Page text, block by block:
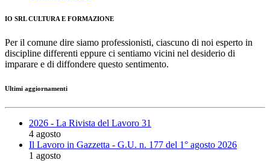
IO SRL CULTURA E FORMAZIONE
Per il comune dire siamo professionisti, ciascuno di noi esperto in
discipline differenti eppure ci sentiamo vicini nel desiderio di
imparare e di diffondere questo sentimento.
Ultimi aggiornamenti
2026 - La Rivista del Lavoro 31
4 agosto
Il Lavoro in Gazzetta - G.U. n. 177 del 1° agosto 2026
1 agosto